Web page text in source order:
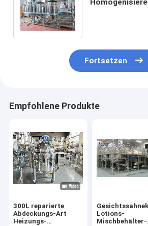
Fortsetzen
Empfohlene Produkte
300L reparierte
Abdeckungs-Art
Heizungs-
Lotions-
Mischbehälter-